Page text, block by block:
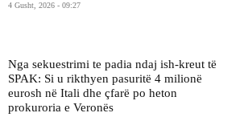
4 Gusht, 2026 - 09:27
Nga sekuestrimi te padia ndaj ish-kreut të
SPAK: Si u rikthyen pasuritë 4 milionë
eurosh në Itali dhe çfarë po heton
prokuroria e Veronës